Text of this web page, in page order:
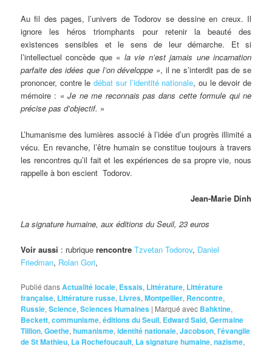
Au fil des pages, l’univers de Todorov se dessine en creux. Il
ignore les héros triomphants pour retenir la beauté des
existences sensibles et le sens de leur démarche. Et si
l’intellectuel concède que « la vie n’est jamais une incarnation
parfaite des idées que l’on développe », il ne s’interdit pas de se
prononcer, contre ledébat sur l’identité nationale, ou le devoir de
mémoire : «Je ne me reconnais pas dans cette formule qui ne
précise pas d’objectif. »
L’humanisme des lumières associé à l’idée d’un progrès illimité a
vécu. En revanche, l’être humain se constitue toujours à travers
les rencontres qu’il fait et les expériences de sa propre vie, nous
rappelle à bon escient Todorov.
Jean-Marie Dinh
La signature humaine, aux éditions du Seuil, 23 euros
Voir aussi : rubrique rencontre Tzvetan Todorov, Daniel
Friedman, Rolan Gori,
Publié dansActualité locale, Essais, Littérature, Littérature
française, Littérature russe, Livres,Montpellier, Rencontre,
Russie,Science,Sciences Humaines | Marqué avec Bahktine,
Beckett,communisme,éditions du Seuil, Edward Said,Germaine
Tillion,Goethe,humanisme,identité nationale,Jacobson,l'évangile
de St Mathieu, La Rochefoucault, La signature humaine,nazisme,